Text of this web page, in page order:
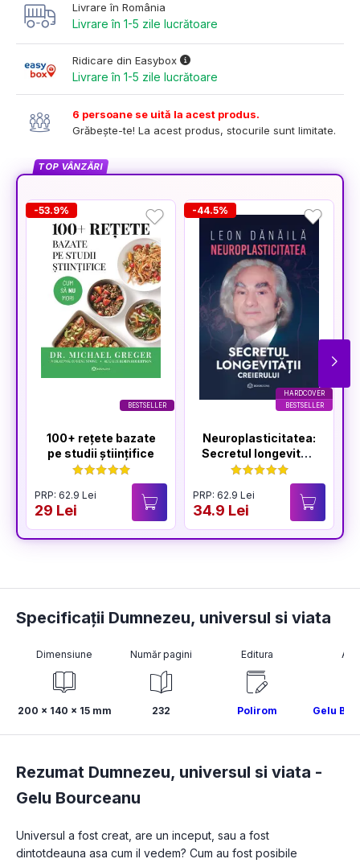
Livrare în România
Livrare în 1-5 zile lucrătoare
Ridicare din Easybox
Livrare în 1-5 zile lucrătoare
6 persoane se uită la acest produs.
Grăbește-te! La acest produs, stocurile sunt limitate.
TOP VÂNZĂRI
BESTSELLER
-53.9%
100+ rețete bazate
pe studii științifice
PRP: 62.9 Lei
29 Lei
HARDCOVER
BESTSELLER
-44.5%
Neuroplasticitatea:
Secretul longevității
creierului
PRP: 62.9 Lei
34.9 Lei
Specificații Dumnezeu, universul si viata
Dimensiune
200 x 140 x 15 mm
Număr pagini
232
Editura
Polirom Gelu
Rezumat Dumnezeu, universul si viata -
Gelu Bourceanu
Universul a fost creat, are un inceput, sau a fost
dintotdeauna asa cum il vedem? Cum au fost posibile